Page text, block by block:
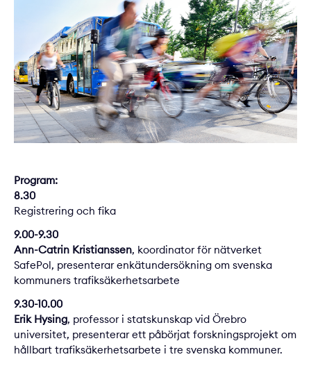
Program:
8.30
Registrering och fika
9.00-9.30
Ann-Catrin Kristianssen, koordinator för nätverket
SafePol, presenterar enkätundersökning om svenska
kommuners trafiksäkerhetsarbete
9.30-10.00
Erik Hysing, professor i statskunskap vid Örebro
universitet, presenterar ett påbörjat forskningsprojekt om
hållbart trafiksäkerhetsarbete i tre svenska kommuner.